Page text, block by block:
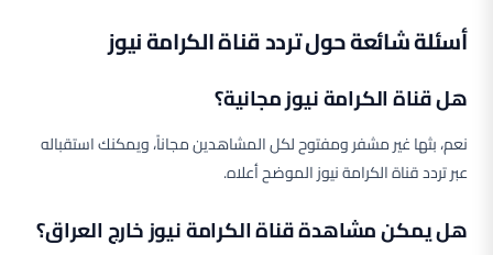
أسئلة شائعة حول تردد قناة الكرامة نيوز
هل قناة الكرامة نيوز مجانية؟
نعم، بثها غير مشفر ومفتوح لكل المشاهدين مجاناً، ويمكنك استقباله
عبر تردد قناة الكرامة نيوز الموضح أعلاه.
هل يمكن مشاهدة قناة الكرامة نيوز خارج العراق؟